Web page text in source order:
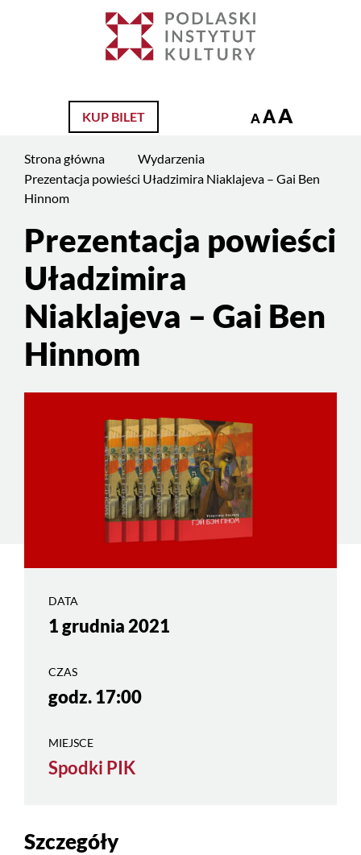
Hinnom
KUP BILET AAA
Strona główna
Wydarzenia
Prezentacja powieści Uładzimira Niaklajeva – Gai Ben
Hinnom
Prezentacja powieści
Uładzimira
Niaklajeva – Gai Ben
Hinnom
DATA
1 grudnia 2021
CZAS
godz. 17:00
MIEJSCE
Spodki PIK
Szczegóły